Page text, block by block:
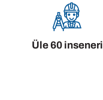
Üle 60 inseneri